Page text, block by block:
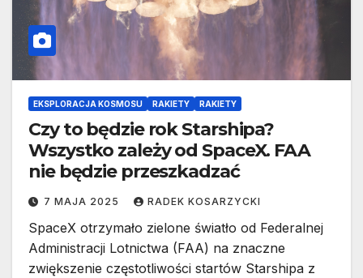
EKSPLORACJA KOSMOSU RAKIETY RAKIETY
Czy to będzie rok Starshipa?
Wszystko zależy od SpaceX. FAA
nie będzie przeszkadzać
7 MAJA 2025 RADEK KOSARZYCKI
SpaceX otrzymało zielone światło od Federalnej
Administracji Lotnictwa (FAA) na znaczne
zwiększenie częstotliwości startów Starshipa z